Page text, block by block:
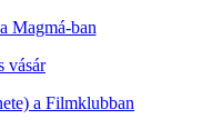
Magmá-ban
vásár
a Filmklubban